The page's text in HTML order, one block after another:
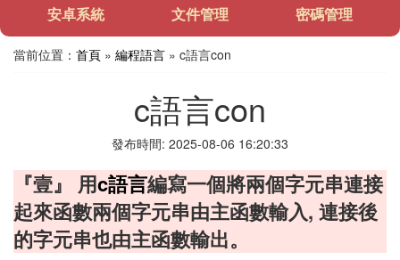
安卓系統 文件管理 密碼管理
當前位置： 首頁 » 編程語言 » c語言con
c語言con
發布時間: 2025-08-06 16:20:33
『壹』 用c語言編寫一個將兩個字元串連接
起來函數兩個字元串由主函數輸入, 連接後
的字元串也由主函數輸出。